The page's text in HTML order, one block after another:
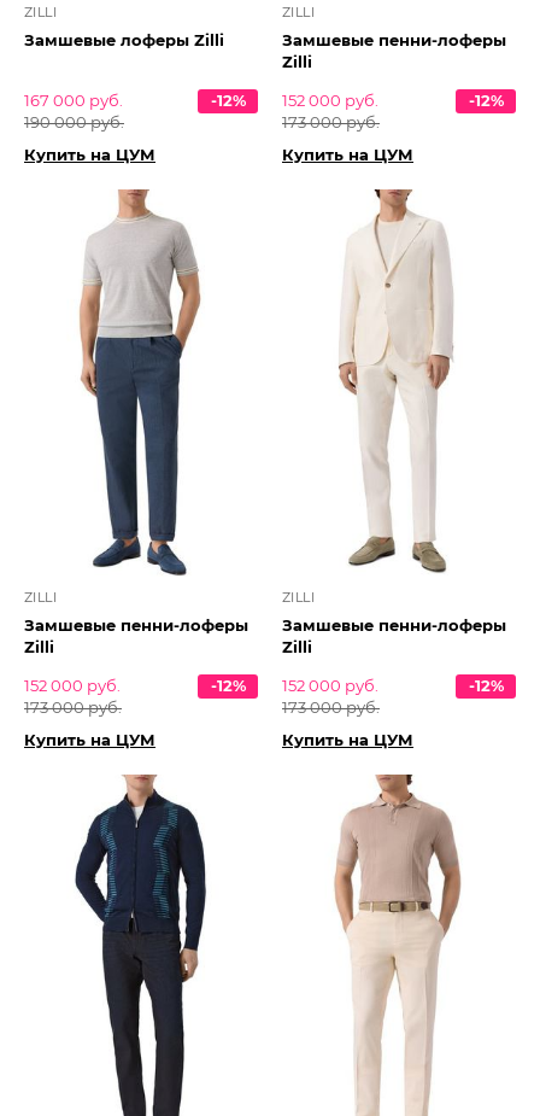
ZILLI
Замшевые лоферы Zilli
167 000 руб.
190 000 руб.
-12%
Купить на ЦУМ
ZILLI
Замшевые пенни-лоферы
Zilli
152 000 руб.
173 000 руб.
-12%
Купить на ЦУМ
ZILLI
Замшевые пенни-лоферы
Zilli
152 000 руб.
173 000 руб.
-12%
Купить на ЦУМ
ZILLI
Замшевые пенни-лоферы
Zilli
152 000 руб.
173 000 руб.
-12%
Купить на ЦУМ